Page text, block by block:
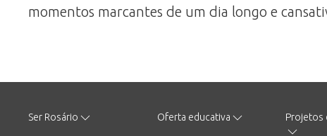
momentos marcantes de um dia longo e
Ser Rosário Oferta educativa Projetos